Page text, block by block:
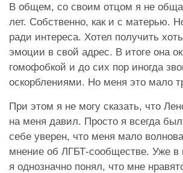
В общем, со своим отцом я не
лет. Собственно, как и с матерью.
ради интереса. Хотел получить
эмоции в свой адрес. В итоге она
гомофобкой и до сих пор иногда
оскорблениями. Но меня это мало
При этом я не могу сказать, что
на меня давил. Просто я всегда
себе уверен, что меня мало
мнение об ЛГБТ-сообществе. Уже в
я однозначно понял, что мне